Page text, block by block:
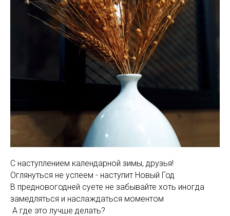
С наступлением календарной зимы, друзья!
Оглянуться не успеем - наступит Новый Год
В предновогодней суете не забывайте хоть иногда
замедляться и наслаждаться моментом
А где это лучше делать?